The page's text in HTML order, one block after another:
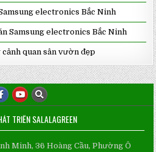
electronics Bắc Ninh
Samsung electronics Bắc Ninh
quan sân vườn đẹp
TRIỂN SALALAGREEN
Minh, 36 Hoàng Cầu, Phường Ô